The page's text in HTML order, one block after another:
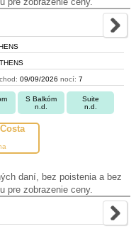
09/09/2026 nocí: 7
S Balkóm
n.d.
Suite
n.d.
daní, bez poistenia a bez
pre zobrazenie ceny.